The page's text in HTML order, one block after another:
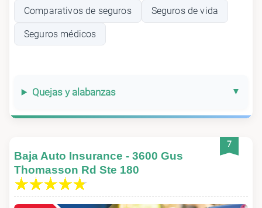
Comparativos de seguros Seguros de vida
Seguros médicos
Quejas y alabanzas
7
Baja Auto Insurance - 3600 Gus
Thomasson Rd Ste 180